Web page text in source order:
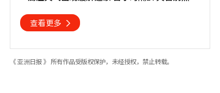
查看更多
《 亚洲日报 》 所有作品受版权保护，未经授权，禁止转载。